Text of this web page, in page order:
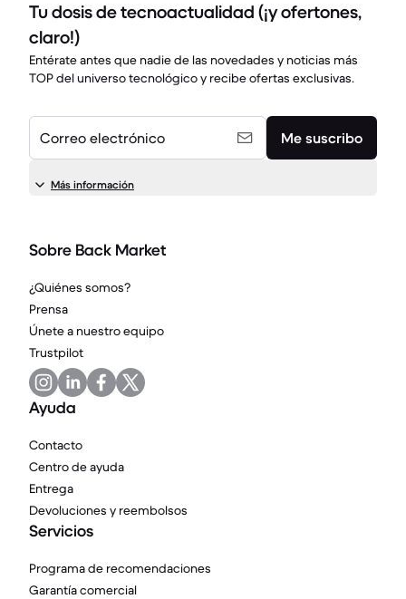
Tu dosis de tecnoactualidad (¡y ofertones,
claro!)
Entérate antes que nadie de las novedades y noticias más
TOP del universo tecnológico y recibe ofertas exclusivas.
Correo electrónico Me suscribo
Más información
Sobre Back Market
¿Quiénes somos?
Prensa
Únete a nuestro equipo
Trustpilot
Ayuda
Contacto
Centro de ayuda
Entrega
Devoluciones y reembolsos
Servicios
Programa de recomendaciones
Garantía comercial